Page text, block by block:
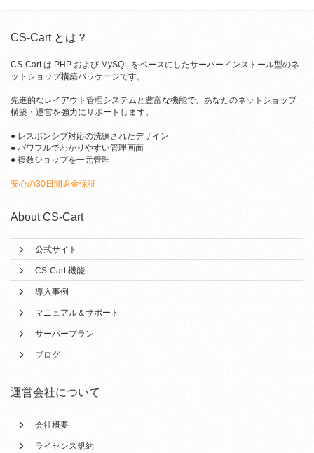
CS-Cart とは？
CS-Cart は PHP および MySQL をベースにしたサーバーインストール型のネ
ットショップ構築パッケージです。
先進的なレイアウト管理システムと豊富な機能で、あなたのネットショップ
構築・運営を強力にサポートします。
● レスポンシブ対応の洗練されたデザイン
● パワフルでわかりやすい管理画面
● 複数ショップを一元管理
安心の30日間返金保証
About CS-Cart
公式サイト
CS-Cart 機能
導入事例
マニュアル＆サポート
サーバープラン
ブログ
運営会社について
会社概要
ライセンス規約